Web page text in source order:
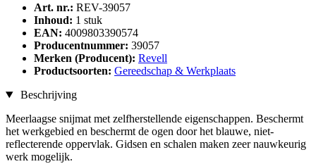
Art. nr.: REV-39057
Inhoud: 1 stuk
EAN: 4009803390574
Producentnummer: 39057
Merken (Producent): Revell
Productsoorten: Gereedschap & Werkplaats
Beschrijving
Meerlaagse snijmat met zelfherstellende eigenschappen. Beschermt
het werkgebied en beschermt de ogen door het blauwe, niet-
reflecterende oppervlak. Gidsen en schalen maken zeer nauwkeurig
werk mogelijk.